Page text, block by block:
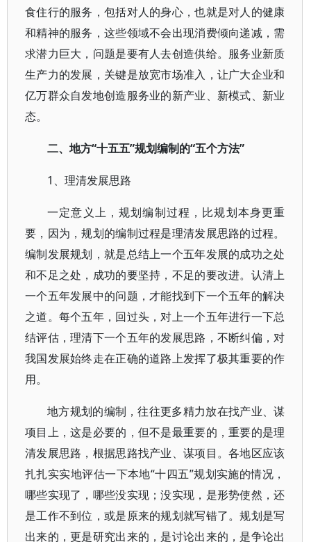
食住行的服务，包括对人的身心，也就是对人的健康
和精神的服务，这些领域不会出现消费倾向递减，需
求潜力巨大，问题是要有人去创造供给。服务业新质
生产力的发展，关键是放宽市场准入，让广大企业和
亿万群众自发地创造服务业的新产业、新模式、新业
态。
二、地方“十五五”规划编制的“五个方法”
1、理清发展思路
一定意义上，规划编制过程，比规划本身更重
要，因为，规划的编制过程是理清发展思路的过程。
编制发展规划，就是总结上一个五年发展的成功之处
和不足之处，成功的要坚持，不足的要改进。认清上
一个五年发展中的问题，才能找到下一个五年的解决
之道。每个五年，回过头，对上一个五年进行一下总
结评估，理清下一个五年的发展思路，不断纠偏，对
我国发展始终走在正确的道路上发挥了极其重要的作
用。
地方规划的编制，往往更多精力放在找产业、谋
项目上，这是必要的，但不是最重要的，重要的是理
清发展思路，根据思路找产业、谋项目。各地区应该
扎扎实实地评估一下本地“十四五”规划实施的情况，
哪些实现了，哪些没实现；没实现，是形势使然，还
是工作不到位，或是原来的规划就写错了。规划是写
出来的，更是研究出来的，是讨论出来的，是争论出